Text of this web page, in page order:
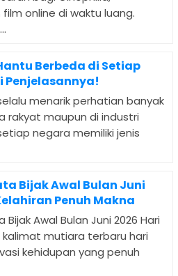
online di waktu luang.
Berbeda di Setiap
Penjelasannya!
menarik perhatian banyak
rakyat maupun di industri
negara memiliki jenis
Bijak Awal Bulan Juni
Penuh Makna
Awal Bulan Juni 2026 Hari
kalimat mutiara terbaru hari
kehidupan yang penuh